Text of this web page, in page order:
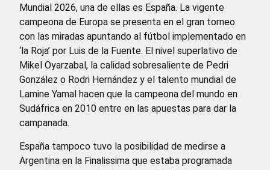
Mundial 2026, una de ellas es España. La vigente
campeona de Europa se presenta en el gran torneo
con las miradas apuntando al fútbol implementado en
‘la Roja’ por Luis de la Fuente. El nivel superlativo de
Mikel Oyarzabal, la calidad sobresaliente de Pedri
González o Rodri Hernández y el talento mundial de
Lamine Yamal hacen que la campeona del mundo en
Sudáfrica en 2010 entre en las apuestas para dar la
campanada.
España tampoco tuvo la posibilidad de medirse a
Argentina en la Finalissima que estaba programada